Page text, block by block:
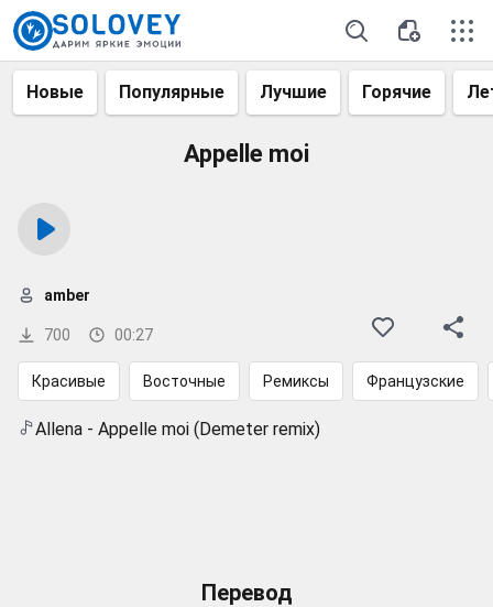
Новые Популярные Лучшие Горячие
Appelle moi
700 00:27
amber
Красивые Восточные Ремиксы Французские
Allena - Appelle moi (Demeter remix)
Перевод